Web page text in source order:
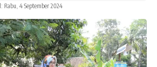
Rabu, 4 September 2024